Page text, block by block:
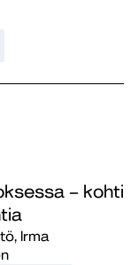
– kohti
Irma